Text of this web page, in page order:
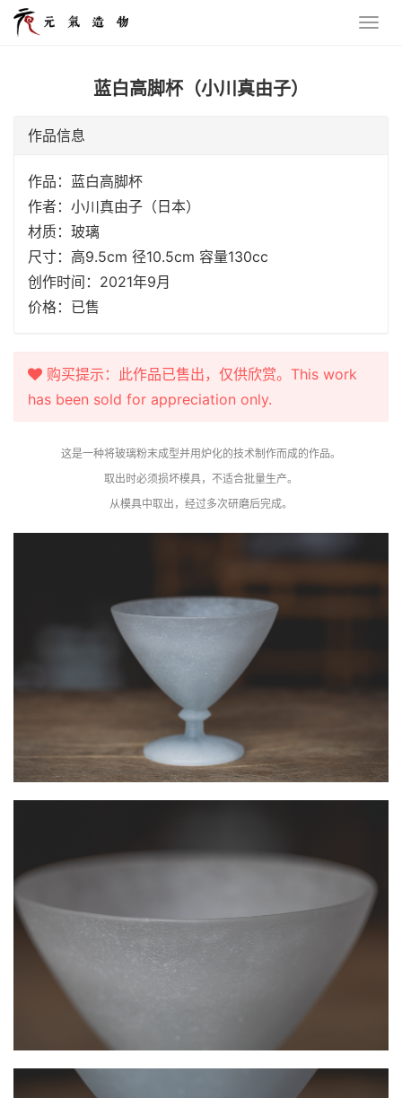
蓝白高脚杯（小川真由子）
作品信息
作品：蓝白高脚杯
作者：小川真由子（日本）
材质：玻璃
尺寸：高9.5cm 径10.5cm 容量130cc
创作时间：2021年9月
价格：已售
购买提示：此作品已售出，仅供欣赏。This work
has been sold for appreciation only.
这是一种将玻璃粉末成型并用炉化的技术制作而成的作品。
取出时必须损坏模具，不适合批量生产。
从模具中取出，经过多次研磨后完成。